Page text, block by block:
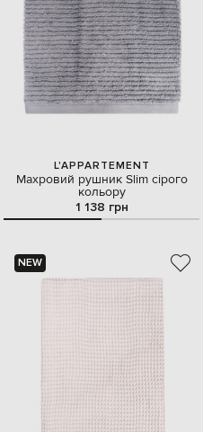
L'APPARTEMENT
Махровий рушник Slim сірого
кольору
1 138 грн
NEW